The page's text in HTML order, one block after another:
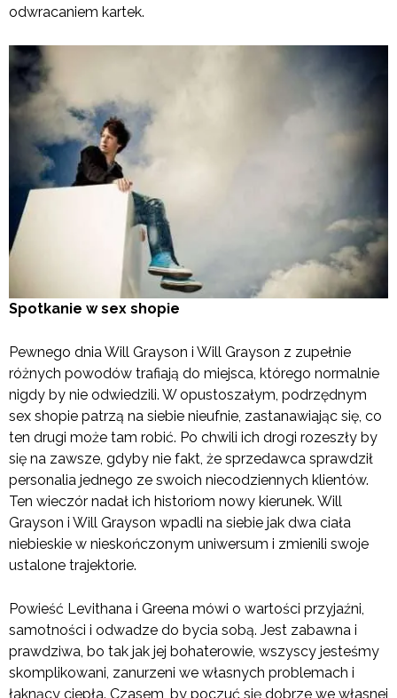
odwracaniem kartek.
Spotkanie w sex shopie
Pewnego dnia Will Grayson i Will Grayson z zupełnie
różnych powodów trafiają do miejsca, którego normalnie
nigdy by nie odwiedzili. W opustoszałym, podrzędnym
sex shopie patrzą na siebie nieufnie, zastanawiając się, co
ten drugi może tam robić. Po chwili ich drogi rozeszły by
się na zawsze, gdyby nie fakt, że sprzedawca sprawdził
personalia jednego ze swoich niecodziennych klientów.
Ten wieczór nadał ich historiom nowy kierunek. Will
Grayson i Will Grayson wpadli na siebie jak dwa ciała
niebieskie w nieskończonym uniwersum i zmienili swoje
ustalone trajektorie.
Powieść Levithana i Greena mówi o wartości przyjaźni,
samotności i odwadze do bycia sobą. Jest zabawna i
prawdziwa, bo tak jak jej bohaterowie, wszyscy jesteśmy
skomplikowani, zanurzeni we własnych problemach i
łaknący ciepła. Czasem, by poczuć się dobrze we własnej